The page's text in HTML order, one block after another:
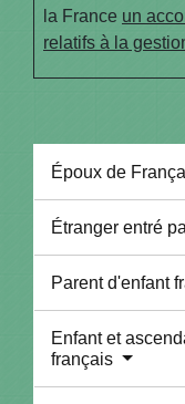
la France un
relatifs à la
Époux de
Étranger entré
Parent d'enfant
Enfant et
français